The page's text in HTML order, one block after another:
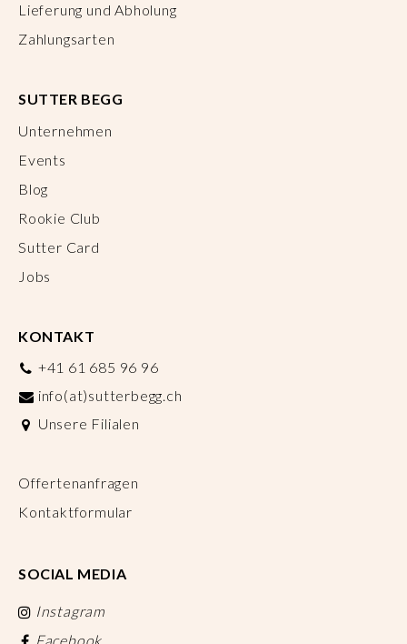
Lieferung und Abholung
Zahlungsarten
SUTTER BEGG
Unternehmen
Events
Blog
Rookie Club
Sutter Card
Jobs
KONTAKT
+41 61 685 96 96
info(at)sutterbegg.ch
Unsere Filialen
Offertenanfragen
Kontaktformular
SOCIAL MEDIA
Instagram
Facebook